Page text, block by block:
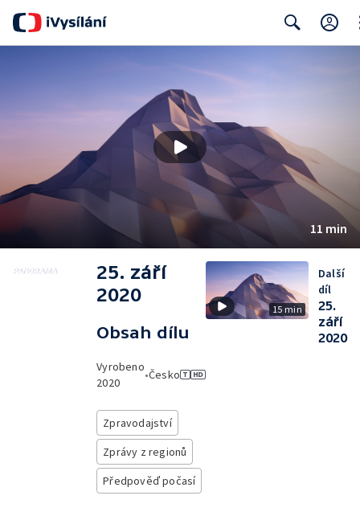
11 min
25. září
2020
Obsah dílu
Vyrobeno
2020
•Česko
Zpravodajství
Zprávy z regionů
Předpověď počasí
15 min
Další
díl
25.
září
2020